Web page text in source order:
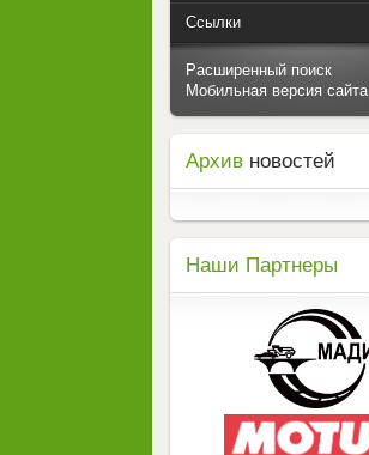
Ссылки
Расширенный поиск
Мобильная версия сайта
Архив новостей
Наши Партнеры